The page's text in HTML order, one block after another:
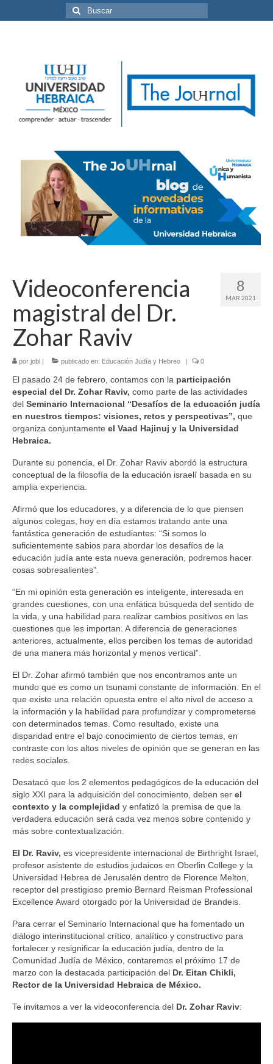
Buscar
por:
8
MAR 2021
Videoconferencia
magistral del Dr.
Zohar Raviv
por jobl | publicado en: Educación Judía y Hebreo | 0
El pasado 24 de febrero, contamos con la participación
especial del Dr. Zohar Raviv, como parte de las actividades
del Seminario Internacional “Desafíos de la educación judía
en nuestros tiempos: visiones, retos y perspectivas”, que
organiza conjuntamente el Vaad Hajinuj y la Universidad
Hebraica.
Durante su ponencia, el Dr. Zohar Raviv abordó la estructura
conceptual de la filosofía de la educación israelí basada en su
amplia experiencia.
Afirmó que los educadores, y a diferencia de lo que piensen
algunos colegas, hoy en día estamos tratando ante una
fantástica generación de estudiantes: “Si somos lo
suficientemente sabios para abordar los desafíos de la
educación judía ante esta nueva generación, podremos hacer
cosas sobresalientes”.
“En mi opinión esta generación es inteligente, interesada en
grandes cuestiones, con una enfática búsqueda del sentido de
la vida, y una habilidad para realizar cambios positivos en las
cuestiones que les importan. A diferencia de generaciones
anteriores, actualmente, ellos perciben los temas de autoridad
de una manera más horizontal y menos vertical”.
El Dr. Zohar afirmó también que nos encontramos ante un
mundo que es como un tsunami constante de información. En el
que existe una relación opuesta entre el alto nivel de acceso a
la información y la habilidad para profundizar y comprometerse
con determinados temas. Como resultado, existe una
disparidad entre el bajo conocimiento de ciertos temas, en
contraste con los altos niveles de opinión que se generan en las
redes sociales.
Desatacó que los 2 elementos pedagógicos de la educación del
siglo XXI para la adquisición del conocimiento, deben ser el
contexto y la complejidad y enfatizó la premisa de que la
verdadera educación será cada vez menos sobre contenido y
más sobre contextualización.
El Dr. Raviv, es vicepresidente internacional de Birthright Israel,
profesor asistente de estudios judaicos en Oberlin College y la
Universidad Hebrea de Jerusalén dentro de Florence Melton,
receptor del prestigioso premio Bernard Reisman Professional
Excellence Award otorgado por la Universidad de Brandeis.
Para cerrar el Seminario Internacional que ha fomentado un
diálogo interinstitucional crítico, analítico y constructivo para
fortalecer y resignificar la educación judía, dentro de la
Comunidad Judía de México, contaremos el próximo 17 de
marzo con la destacada participación del Dr. Eitan Chikli,
Rector de la Universidad Hebraica de México.
Te invitamos a ver la videoconferencia del Dr. Zohar Raviv: